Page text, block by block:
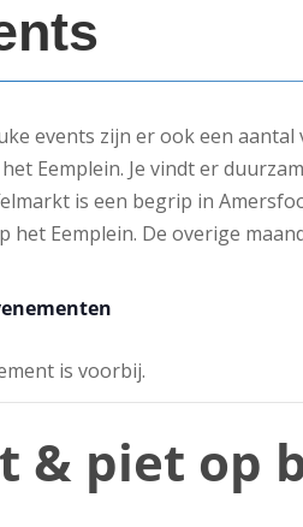
events zijn er ook een
het Eemplein. Je vindt er
is een begrip in
het Eemplein. De overige
is voorbij.
& piet op